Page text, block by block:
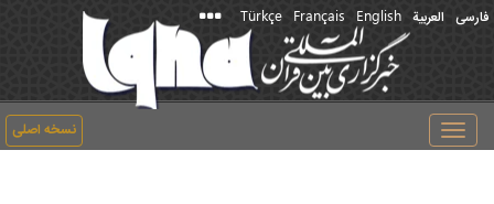
فارسی العربیة English
Français
Türkçe
نسخه اصلی
Toggle
navigation